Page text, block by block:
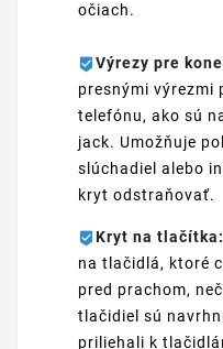
očiach.
Výrezy pre
presnými výrezmi
telefónu, ako sú
jack. Umožňuje
slúchadiel alebo
kryt odstraňovať.
Kryt na tlačítka:
na tlačidlá, ktoré
pred prachom,
tlačidiel sú
priliehali k